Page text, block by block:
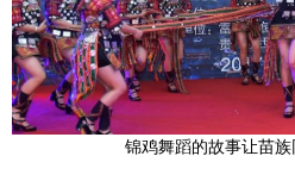
锦鸡舞蹈的故事让苗